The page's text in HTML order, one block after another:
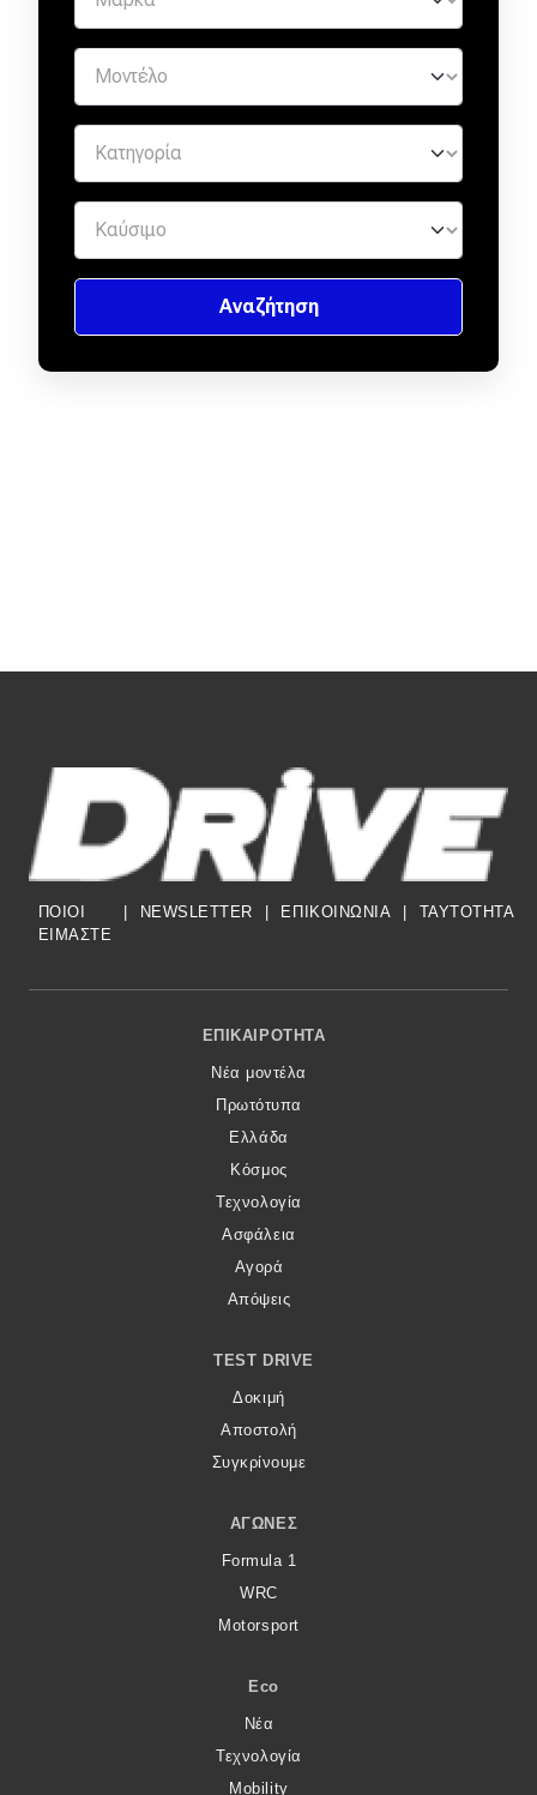
ΠΟΙΟΙ
ΕΙΜΑΣΤΕ
NEWSLETTER ΕΠΙΚΟΙΝΩΝΙΑ TAYTOTHTA
Footer Menu
ΕΠΙΚΑΙΡΌΤΗΤΑ
Νέα μοντέλα
Πρωτότυπα
Ελλάδα
Κόσμος
Τεχνολογία
Ασφάλεια
Αγορά
Απόψεις
TEST DRIVE
Δοκιμή
Αποστολή
Συγκρίνουμε
ΑΓΏΝΕΣ
Formula 1
WRC
Motorsport
Eco
Νέα
Τεχνολογία
Mobility